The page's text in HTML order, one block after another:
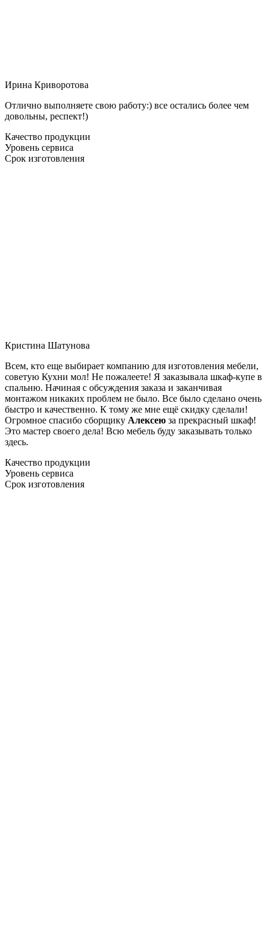
Ирина Криворотова
Отлично выполняете свою работу:) все остались более чем
довольны, респект!)
Качество продукции
Уровень сервиса
Срок изготовления
Кристина Шатунова
Всем, кто еще выбирает компанию для изготовления мебели,
советую Кухни мол! Не пожалеете! Я заказывала шкаф-купе в
спальню. Начиная с обсуждения заказа и заканчивая
монтажом никаких проблем не было. Все было сделано очень
быстро и качественно. К тому же мне ещё скидку сделали!
Огромное спасибо сборщику Алексею за прекрасный шкаф!
Это мастер своего дела! Всю мебель буду заказывать только
здесь.
Качество продукции
Уровень сервиса
Срок изготовления